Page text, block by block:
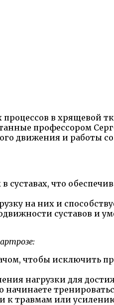
в хрящевой
профессором
движения и работы
что
на них и
суставов и
чтобы исключить
нагрузки для
травмам или